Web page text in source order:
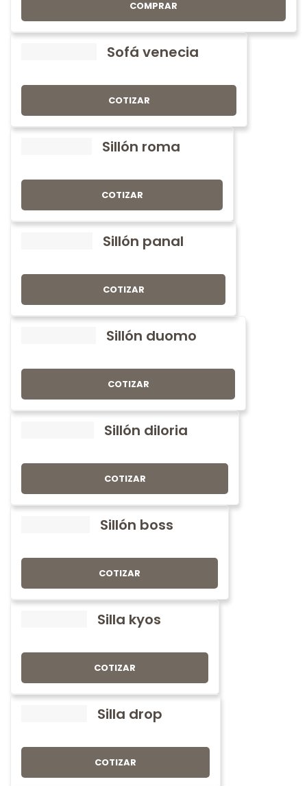
COMPRAR
Sofá venecia
COTIZAR
Sillón roma
COTIZAR
Sillón panal
COTIZAR
Sillón duomo
COTIZAR
Sillón diloria
COTIZAR
Sillón boss
COTIZAR
Silla kyos
COTIZAR
Silla drop
COTIZAR